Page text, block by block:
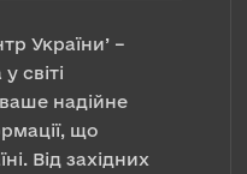
України’ –
світі
надійне
що
Від західних